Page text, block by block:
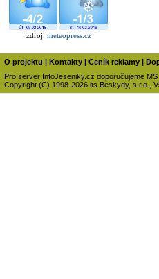
zdroj: meteopress.cz
O projektu | Kontakty | Ceník reklamy |
Pro server InfoJeseniky.cz doporučujeme
Copyright (C) 1998-2026 its Beskydy, s.r.o.,